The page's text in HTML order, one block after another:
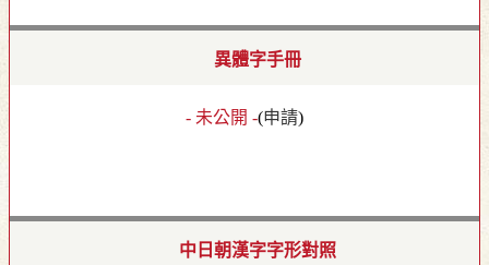
異體字手冊
- 未公開 -(申請)
中日朝漢字字形對照